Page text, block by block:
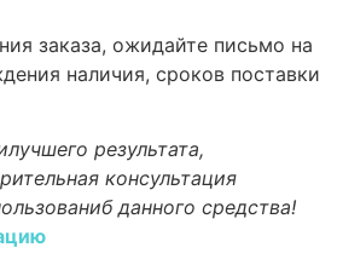
заказа, ожидайте письмо на
наличия, сроков поставки
результата,
консультация
данного средства!